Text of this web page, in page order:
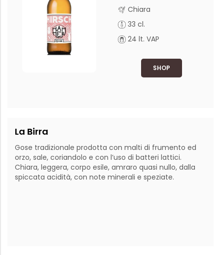
Chiara
33 cl.
24 lt. VAP
SHOP
La Birra
Gose tradizionale prodotta con malti di frumento ed
orzo, sale, coriandolo e con l’uso di batteri lattici.
Chiara, leggera, corpo esile, amraro quasi nullo, dalla